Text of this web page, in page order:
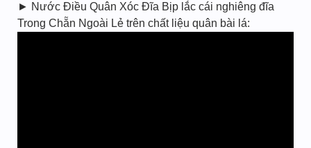
► Nước Điều Quân Xóc Đĩa Bịp lắc cái nghiêng đĩa
Trong Chẵn Ngoài Lẻ trên chất liệu quân bài lá: